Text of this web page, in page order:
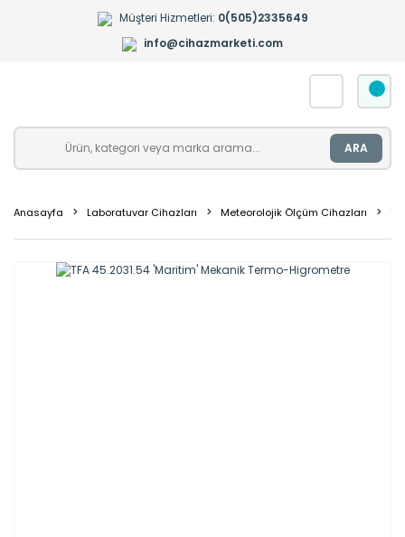
Müşteri Hizmetleri: 0(505)2335649
info@cihazmarketi.com
ARA
Anasayfa Laboratuvar Cihazları Meteorolojik Ölçüm Cihazları